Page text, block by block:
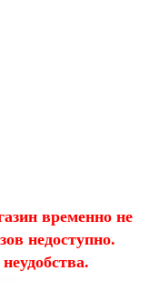
временно не
недоступно.